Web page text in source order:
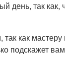
день, так как,
как
подскажет